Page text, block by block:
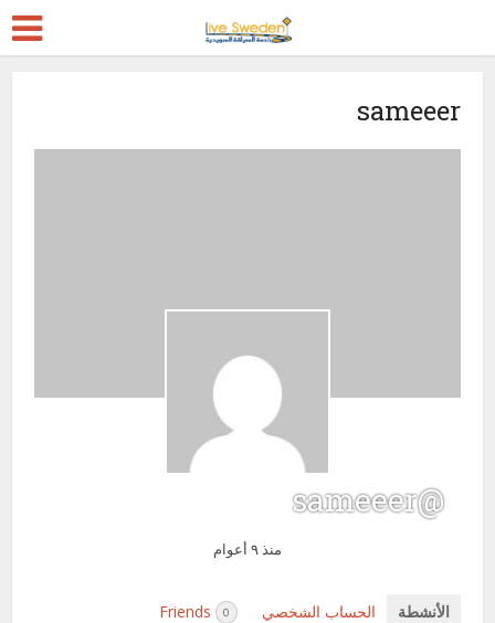
sameeer
@sameeer
منذ ٩ أعوام
الأنشطة الحساب الشخصي Friends 0